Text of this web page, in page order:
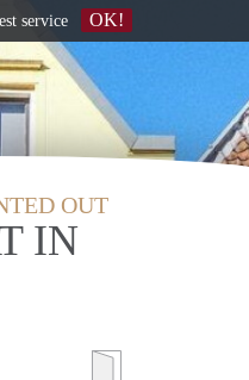
OUT
IN
service OK!